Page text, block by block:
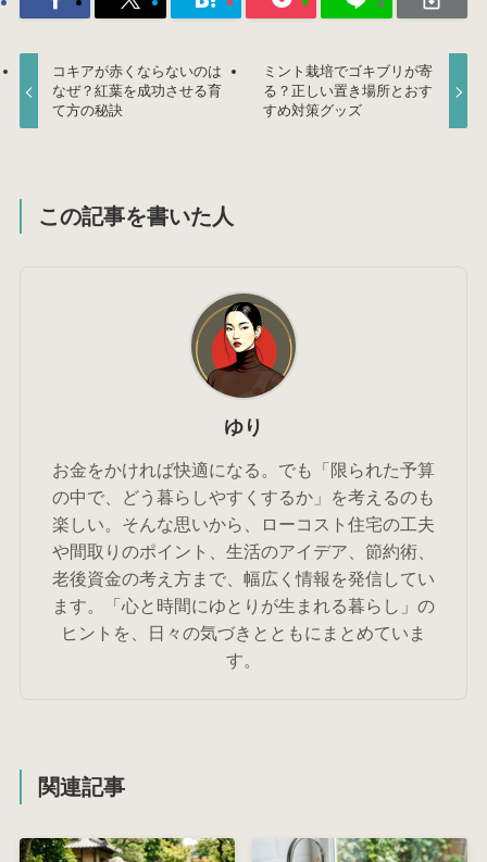
コキアが赤くならないのは
なぜ？紅葉を成功させる育
て方の秘訣
ミント栽培でゴキブリが寄
る？正しい置き場所とおす
すめ対策グッズ
この記事を書いた人
ゆり
お金をかければ快適になる。でも「限られた予算
の中で、どう暮らしやすくするか」を考えるのも
楽しい。そんな思いから、ローコスト住宅の工夫
や間取りのポイント、生活のアイデア、節約術、
老後資金の考え方まで、幅広く情報を発信してい
ます。「心と時間にゆとりが生まれる暮らし」の
ヒントを、日々の気づきとともにまとめていま
す。
関連記事